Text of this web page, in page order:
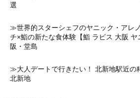
選
≫世界的スターシェフのヤニック・アレ
チ×鮨の新たな食体験【鮨 ラビス 大阪
阪・堂島
≫大人デートで行きたい！ 北新地駅近の
北新地